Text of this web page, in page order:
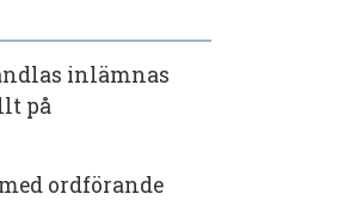
inlämnas
på
ordförande